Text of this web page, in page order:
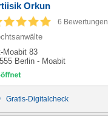
Orkun
6 Bewertungen
Moabit 83
Berlin - Moabit
Gratis-Digitalcheck